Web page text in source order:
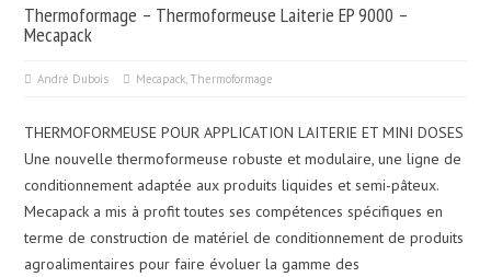
Thermoformage – Thermoformeuse Laiterie EP 9000 –
Mecapack
André Dubois Mecapack, Thermoformage
THERMOFORMEUSE POUR APPLICATION LAITERIE ET MINI DOSES
Une nouvelle thermoformeuse robuste et modulaire, une ligne de
conditionnement adaptée aux produits liquides et semi-pâteux.
Mecapack a mis à profit toutes ses compétences spécifiques en
terme de construction de matériel de conditionnement de produits
agroalimentaires pour faire évoluer la gamme des